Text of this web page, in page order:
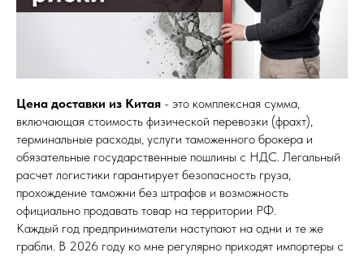
Цена доставки из Китая - это комплексная сумма,
включающая стоимость физической перевозки (фрахт),
терминальные расходы, услуги таможенного брокера и
обязательные государственные пошлины с НДС. Легальный
расчет логистики гарантирует безопасность груза,
прохождение таможни без штрафов и возможность
официально продавать товар на территории РФ.
Каждый год предприниматели наступают на одни и те же
грабли. В 2026 году ко мне регулярно приходят импортеры с